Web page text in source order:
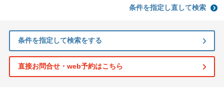
条件を指定し直して検索
条件を指定して検索をする
直接お問合せ・web予約はこちら